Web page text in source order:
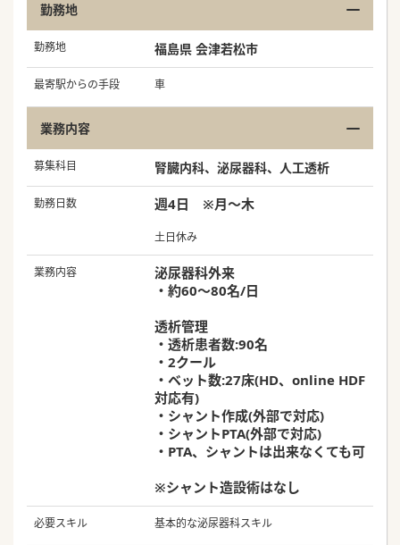
勤務地
勤務地 福島県 会津若松市
最寄駅からの手段 車
業務内容
募集科目 腎臓内科、泌尿器科、人工透析
勤務日数 週4日 ※月～木
土日休み
業務内容
泌尿器科外来
・約60～80名/日
透析管理
・透析患者数:90名
・2クール
・ベット数:27床(HD、online HDF
対応有)
・シャント作成(外部で対応)
・シャントPTA(外部で対応)
・PTA、シャントは出来なくても可
※シャント造設術はなし
必要スキル 基本的な泌尿器科スキル